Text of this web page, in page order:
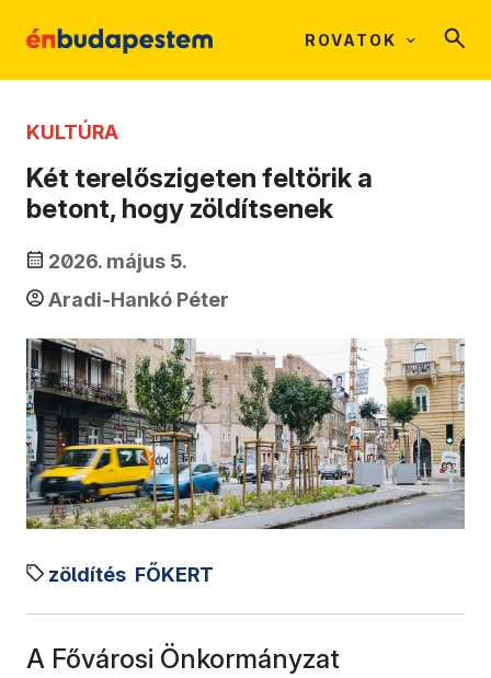
ROVATOK
KULTÚRA
Két terelőszigeten feltörik a
betont, hogy zöldítsenek
2026. május 5.
Aradi-Hankó Péter
zöldítés FŐKERT
A Fővárosi Önkormányzat